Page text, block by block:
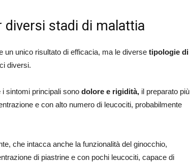
diversi stadi di malattia
un unico risultato di efficacia, ma le diverse tipologie di
diversi.
i sintomi principali sono dolore e rigidità, il preparato più
e con alto numero di leucociti, probabilmente
che intacca anche la funzionalità del ginocchio,
di piastrine e con pochi leucociti, capace di